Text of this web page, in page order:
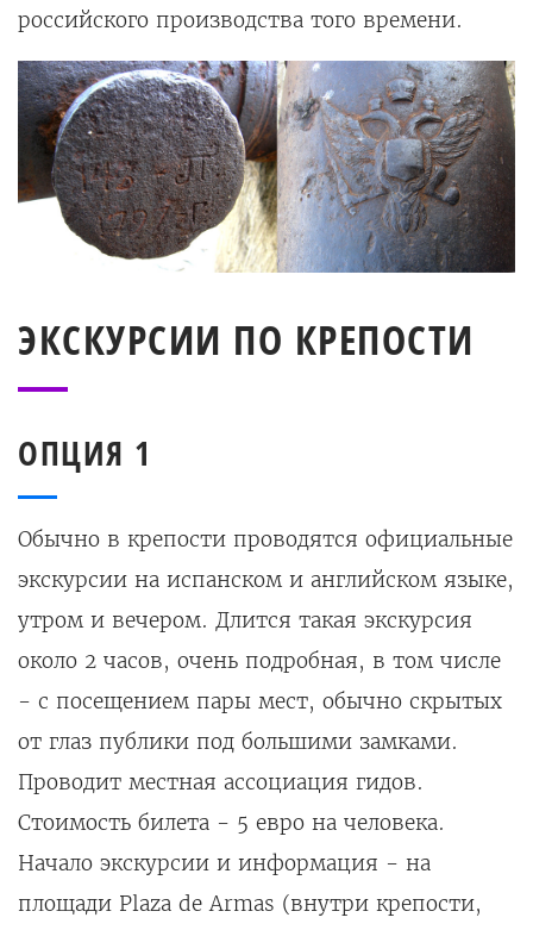
российского производства того времени.
ЭКСКУРСИИ ПО КРЕПОСТИ
ОПЦИЯ 1
Обычно в крепости проводятся официальные
экскурсии на испанском и английском языке,
утром и вечером. Длится такая экскурсия
около 2 часов, очень подробная, в том числе
- с посещением пары мест, обычно скрытых
от глаз публики под большими замками.
Проводит местная ассоциация гидов.
Стоимость билета - 5 евро на человека.
Начало экскурсии и информация - на
площади Plaza de Armas (внутри крепости,